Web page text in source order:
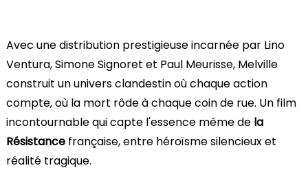
Avec une distribution prestigieuse incarnée par Lino
Ventura, Simone Signoret et Paul Meurisse, Melville
construit un univers clandestin où chaque action
compte, où la mort rôde à chaque coin de rue. Un film
incontournable qui capte l'essence même de la
Résistance française, entre héroïsme silencieux et
réalité tragique.